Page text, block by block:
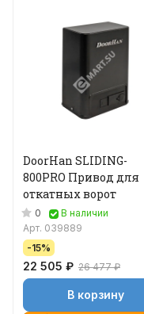
DoorHan SLIDING-
800PRO Привод для
откатных ворот
0
В наличии
Арт. 039889
-15%
22 505 ₽ 26 477 ₽
В корзину